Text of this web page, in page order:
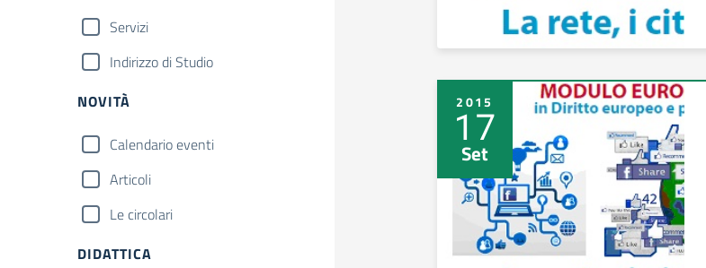
Servizi
Indirizzo di Studio
NOVITÀ
Calendario eventi
Articoli
Le circolari
DIDATTICA
2015
17
Set